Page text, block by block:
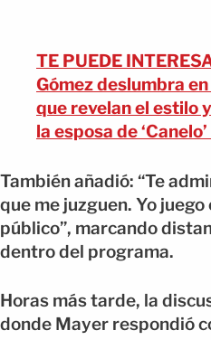
TE PUEDE
Gómez deslumbra
que revelan el estilo
la esposa de
También añadió: “Te
que me juzguen. Yo juego
público”, marcando
dentro del programa.
Horas más tarde, la
donde Mayer respondió